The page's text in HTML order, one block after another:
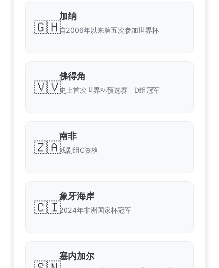
🇬🇭
加纳
自2006年以来第五次参加世界杯
🇻🇻
佛得角
史上首次世界杯预选赛，D组冠军
🇿🇦
南非
戏剧组C资格
🇨🇮
象牙海岸
2024年非洲国家杯冠军
塞内加尔